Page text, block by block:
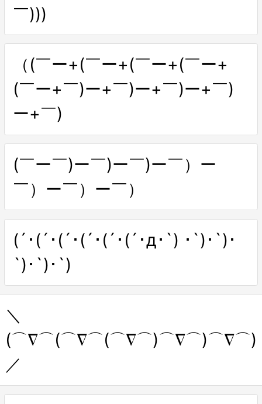
￣)))
（(￣ー+(￣ー+(￣ー+(￣ー+
(￣ー+￣)ー+￣)ー+￣)ー+￣)
ー+￣)
(￣ー￣)ー￣)ー￣)ー￣）ー
￣）ー￣）ー￣）
(´･(´･(´･(´･(´･(´･д･`) ･`)･`)･
`)･`)･`)
＼
(⌒∇⌒(⌒∇⌒(⌒∇⌒)⌒∇⌒)⌒∇⌒)
／